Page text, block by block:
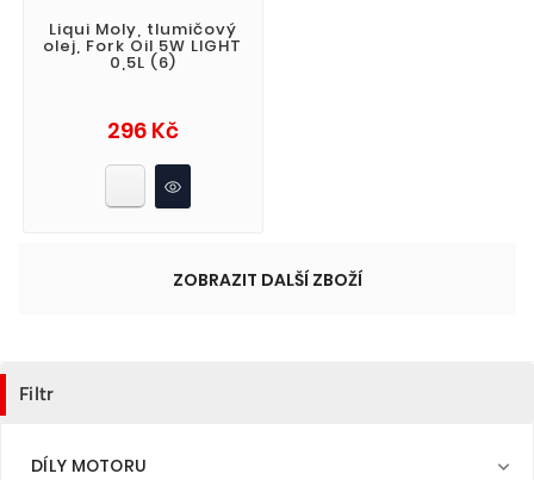
Liqui Moly, tlumičový
olej, Fork Oil 5W LIGHT
0,5L (6)
296 KčCena
ZOBRAZIT DALŠÍ ZBOŽÍ
Filtr
DÍLY MOTORU 